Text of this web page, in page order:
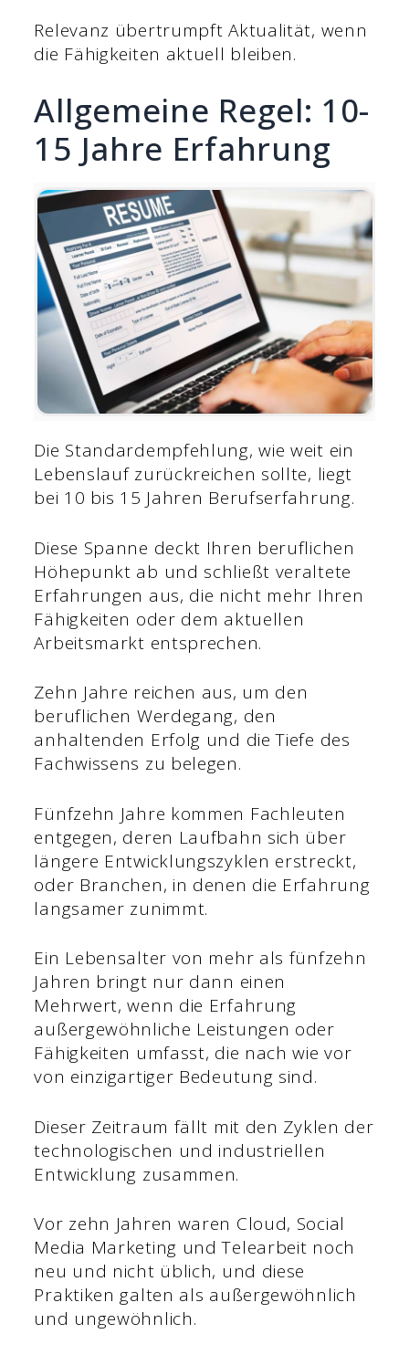
Relevanz übertrumpft Aktualität, wenn
die Fähigkeiten aktuell bleiben.
Allgemeine Regel: 10-
15 Jahre Erfahrung
Die Standardempfehlung, wie weit ein
Lebenslauf zurückreichen sollte, liegt
bei 10 bis 15 Jahren Berufserfahrung.
Diese Spanne deckt Ihren beruflichen
Höhepunkt ab und schließt veraltete
Erfahrungen aus, die nicht mehr Ihren
Fähigkeiten oder dem aktuellen
Arbeitsmarkt entsprechen.
Zehn Jahre reichen aus, um den
beruflichen Werdegang, den
anhaltenden Erfolg und die Tiefe des
Fachwissens zu belegen.
Fünfzehn Jahre kommen Fachleuten
entgegen, deren Laufbahn sich über
längere Entwicklungszyklen erstreckt,
oder Branchen, in denen die Erfahrung
langsamer zunimmt.
Ein Lebensalter von mehr als fünfzehn
Jahren bringt nur dann einen
Mehrwert, wenn die Erfahrung
außergewöhnliche Leistungen oder
Fähigkeiten umfasst, die nach wie vor
von einzigartiger Bedeutung sind.
Dieser Zeitraum fällt mit den Zyklen der
technologischen und industriellen
Entwicklung zusammen.
Vor zehn Jahren waren Cloud, Social
Media Marketing und Telearbeit noch
neu und nicht üblich, und diese
Praktiken galten als außergewöhnlich
und ungewöhnlich.